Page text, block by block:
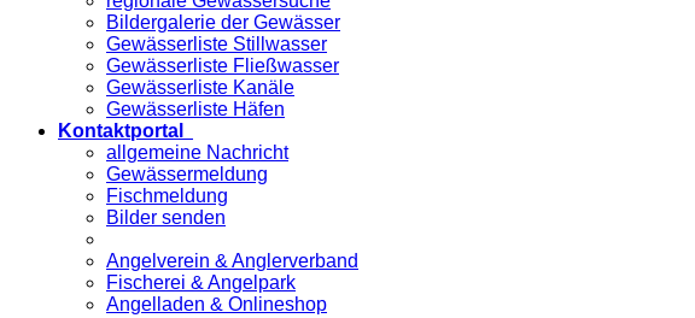
Bildergalerie der Gewässer
Gewässerliste Stillwasser
Gewässerliste Fließwasser
Gewässerliste Kanäle
Gewässerliste Häfen
Kontaktportal
allgemeine Nachricht
Gewässermeldung
Fischmeldung
Bilder senden
Angelverein & Anglerverband
Fischerei & Angelpark
Angelladen & Onlineshop